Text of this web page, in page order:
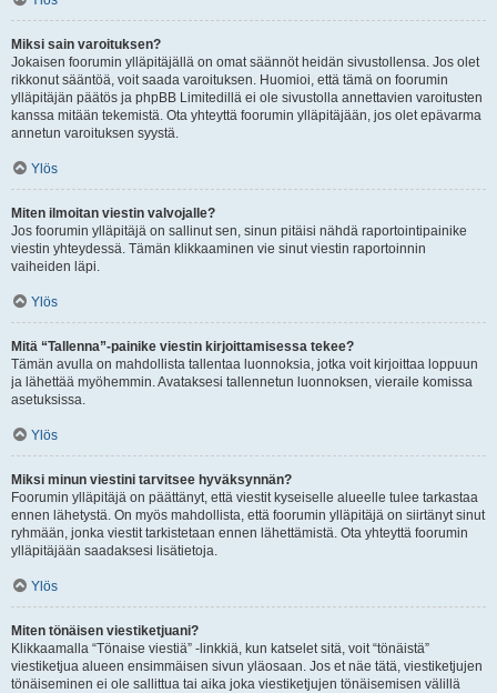
Miksi sain varoituksen?
Jokaisen foorumin ylläpitäjällä on omat säännöt heidän sivustollensa. Jos olet
rikkonut sääntöä, voit saada varoituksen. Huomioi, että tämä on foorumin
ylläpitäjän päätös ja phpBB Limitedillä ei ole sivustolla annettavien varoitusten
kanssa mitään tekemistä. Ota yhteyttä foorumin ylläpitäjään, jos olet epävarma
annetun varoituksen syystä.
Ylös
Miten ilmoitan viestin valvojalle?
Jos foorumin ylläpitäjä on sallinut sen, sinun pitäisi nähdä raportointipainike
viestin yhteydessä. Tämän klikkaaminen vie sinut viestin raportoinnin
vaiheiden läpi.
Ylös
Mitä “Tallenna”-painike viestin kirjoittamisessa tekee?
Tämän avulla on mahdollista tallentaa luonnoksia, jotka voit kirjoittaa loppuun
ja lähettää myöhemmin. Avataksesi tallennetun luonnoksen, vieraile komissa
asetuksissa.
Ylös
Miksi minun viestini tarvitsee hyväksynnän?
Foorumin ylläpitäjä on päättänyt, että viestit kyseiselle alueelle tulee tarkastaa
ennen lähetystä. On myös mahdollista, että foorumin ylläpitäjä on siirtänyt sinut
ryhmään, jonka viestit tarkistetaan ennen lähettämistä. Ota yhteyttä foorumin
ylläpitäjään saadaksesi lisätietoja.
Ylös
Miten tönäisen viestiketjuani?
Klikkaamalla “Tönaise viestiä” -linkkiä, kun katselet sitä, voit “tönäistä”
viestiketjua alueen ensimmäisen sivun yläosaan. Jos et näe tätä, viestiketjujen
tönäiseminen ei ole sallittua tai aika joka viestiketjujen tönäisemisen välillä